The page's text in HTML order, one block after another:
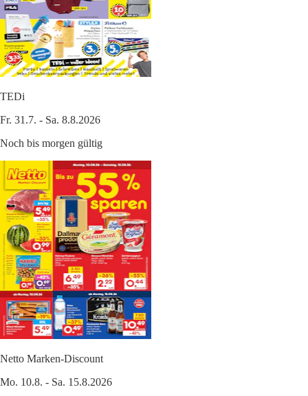
TEDi
Fr. 31.7. - Sa. 8.8.2026
Noch bis morgen gültig
Netto Marken-Discount
Mo. 10.8. - Sa. 15.8.2026